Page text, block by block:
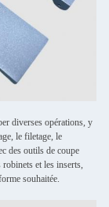
diverses opérations, y
le filetage, le
des outils de coupe
et les inserts,
souhaitée.